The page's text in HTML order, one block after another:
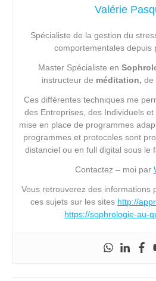
Valérie
Spécialiste de la gestion du
comportementales depuis
Master Spécialiste en
instructeur de méditation, de
Ces différentes techniques me
des Entreprises, des Individuels
mise en place de programmes
programmes et protocoles sont
distanciel ou en full digital sous le
Contactez – moi par
Vous retrouverez des informations
ces sujets sur les sites http://
https://sophrologie-au-